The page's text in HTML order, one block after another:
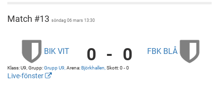
Match #13 söndag 06 mars 13:30
Karlskoga
Vit
Björkhallen
Björkhallen
BIK VIT 0 - 0 FBK BLÅ
Klass: U9, Grupp:Grupp U9, Arena:Björkhallen, Skott: 0 - 0
Live-fönster